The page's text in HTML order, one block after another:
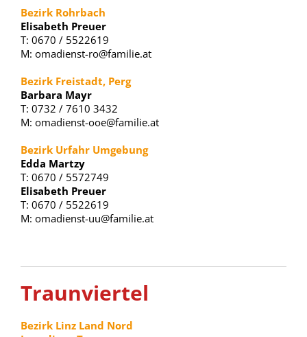
Bezirk Rohrbach
Elisabeth Preuer
T: 0670 / 5522619
M: omadienst-ro@familie.at
Bezirk Freistadt, Perg
Barbara Mayr
T: 0732 / 7610 3432
M: omadienst-ooe@familie.at
Bezirk Urfahr Umgebung
Edda Martzy
T: 0670 / 5572749
Elisabeth Preuer
T: 0670 / 5522619
M: omadienst-uu@familie.at
Traunviertel
Bezirk Linz Land Nord